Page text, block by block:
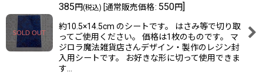
385円(税込) [通常販売価格: 550円]
約10.5×14.5cm のシートです。 はさみ等で切り取
ってご使用ください。 価格は1枚のものです。 マ
ジロラ魔法雑貨店さんデザイン・製作のレジン封
入用シートです。 お好きな形に切って使用できま
す…